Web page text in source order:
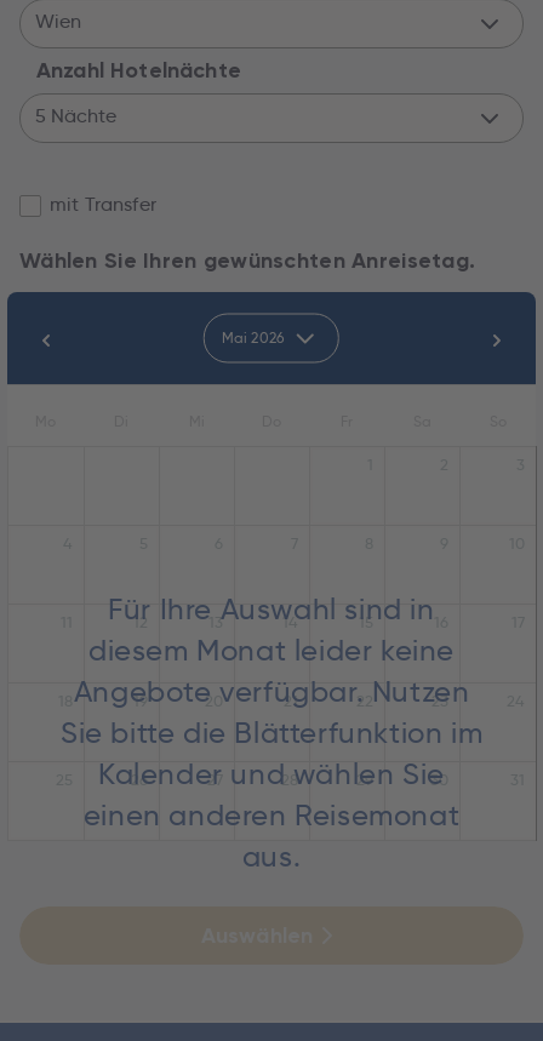
Wien
Anzahl Hotelnächte
5 Nächte
mit Transfer
Wählen Sie Ihren gewünschten Anreisetag.
Mai 2026
Für Ihre Auswahl sind in
diesem Monat leider keine
Angebote verfügbar. Nutzen
Sie bitte die Blätterfunktion im
Kalender und wählen Sie
einen anderen Reisemonat
aus.
12 13 14 15
19 20 21 22 23
26 27 28 29 30